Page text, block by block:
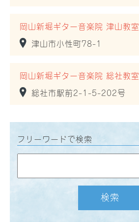
岡山新堀ギター音楽院 津山教室
津山市小性町78-1
岡山新堀ギター音楽院 総社教室
総社市駅前2-1-5-202号
フリーワードで検索
検索